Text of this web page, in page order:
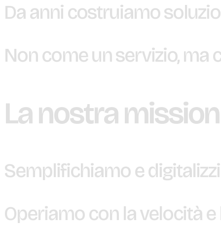
Daannicostruiamo
Noncomeunservizio, ma
Lanostramission
Semplifichiamoe
Operiamocon lavelocitàe